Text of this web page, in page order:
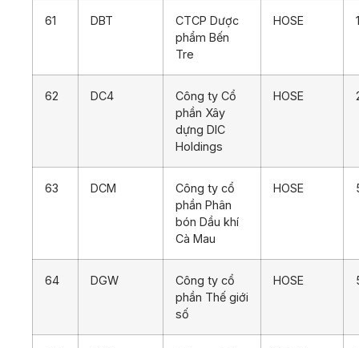
61 DBT
CTCP Dược
phẩm Bến
Tre
HOSE
62 DC4
Công ty Cổ
phần Xây
dựng DIC
Holdings
HOSE
63 DCM
Công ty cổ
phần Phân
bón Dầu khí
Cà Mau
HOSE
64 DGW
Công ty cổ
phần Thế giới
số
HOSE